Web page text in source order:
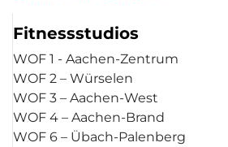
Fitnessstudios
WOF 1 - Aachen-Zentrum
WOF 2 – Würselen
WOF 3 – Aachen-West
WOF 4 – Aachen-Brand
WOF 6 – Übach-Palenberg